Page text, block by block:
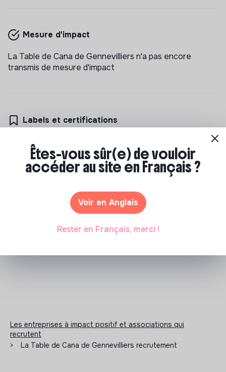
Mesure d'impact
La Table de Cana de Gennevilliers n'a pas encore
transmis de mesure d'impact
Labels et certifications
Cette structure n'a pas souhaité nous communiquer les
labels ou certifications qu'elle a pu obtenir.
N'a pas encore communiqué de documents de
Les entreprises à impact positif et associations qui
recrutent
>
La Table de Cana de Gennevilliers recrutement
Êtes-vous sûr(e) de vouloir
accéder au site en Français ?
Voir en Anglais
Rester en Français, merci !